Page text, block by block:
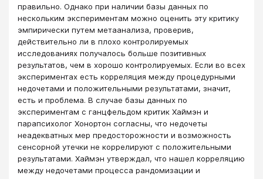
правильно. Однако при наличии базы данных по
нескольким экспериментам можно оценить эту критику
эмпирически путем метаанализа, проверив,
действительно ли в плохо контролируемых
исследованиях получалось больше позитивных
результатов, чем в хорошо контролируемых. Если во всех
экспериментах есть корреляция между процедурными
недочетами и положительными результатами, значит,
есть и проблема. В случае базы данных по
экспериментам с ганцфельдом критик Хаймэн и
парапсихолог Хонортон согласны, что недочеты
неадекватных мер предосторожности и возможность
сенсорной утечки не коррелируют с положительными
результатами. Хаймэн утверждал, что нашел корреляцию
между недочетами процесса рандомизации и